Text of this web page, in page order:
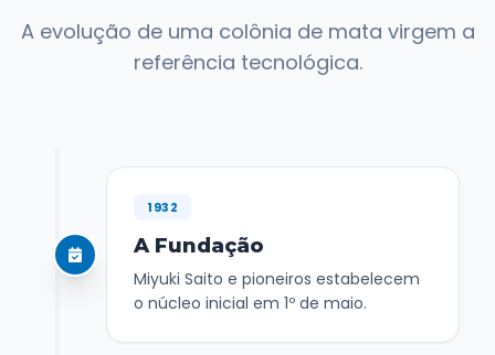
A evolução de uma colônia de mata virgem a
referência tecnológica.
1932
A Fundação
Miyuki Saito e pioneiros estabelecem
o núcleo inicial em 1º de maio.